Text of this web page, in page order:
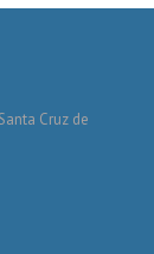
Cruz de